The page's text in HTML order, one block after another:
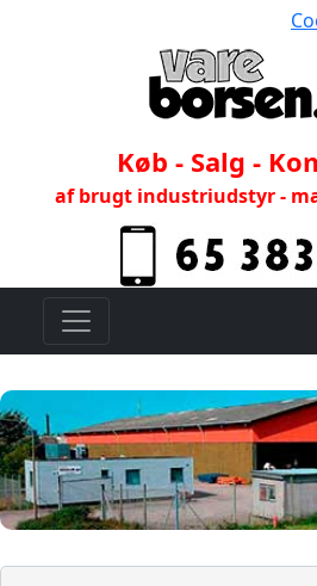
Køb - Salg -
af brugt industriudstyr -